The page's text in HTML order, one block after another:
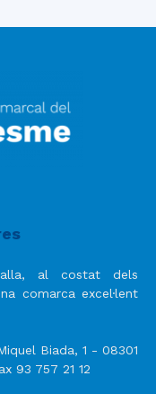
al costat dels
comarca excel·lent
Biada, 1 - 08301
93 757 21 12